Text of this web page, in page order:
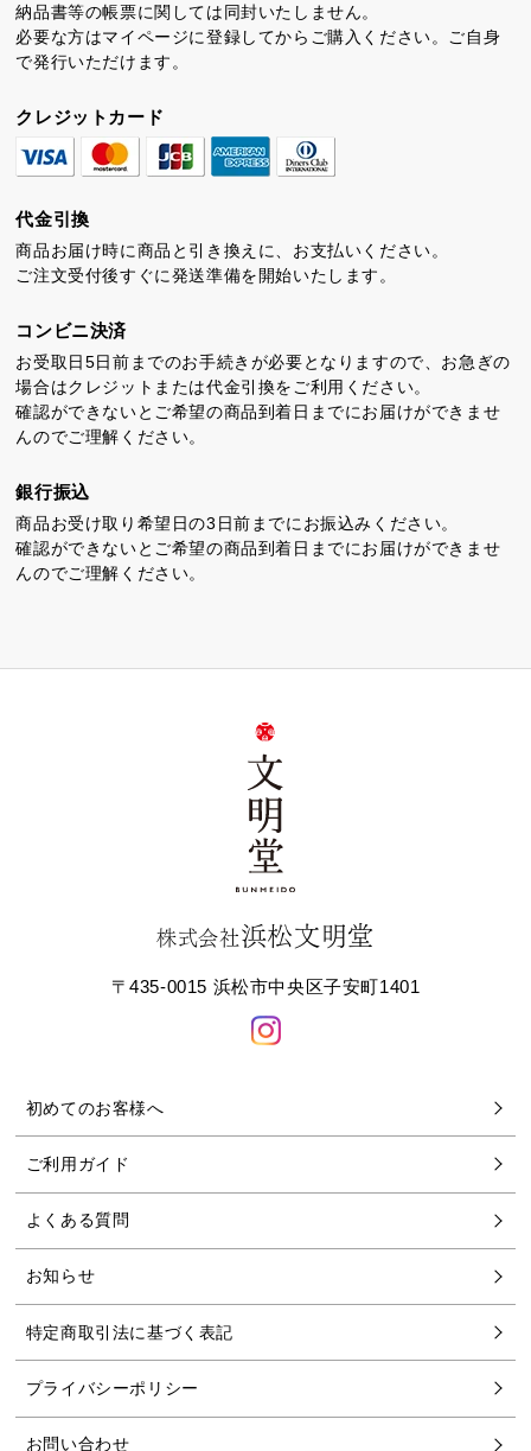
ちゃころん お茶の子 虎とら
茶どころ 浜松しんふぉにー
特定商取引法に基づく表記
納品書等の帳票に関しては同封いたしません。
必要な方はマイページに登録してからご購入ください。ご自身
で発行いただけます。
クレジットカード
代金引換
商品お届け時に商品と引き換えに、お支払いください。
ご注文受付後すぐに発送準備を開始いたします。
コンビニ決済
お受取日5日前までのお手続きが必要となりますので、お急ぎの
場合はクレジットまたは代金引換をご利用ください。
確認ができないとご希望の商品到着日までにお届けができませ
んのでご理解ください。
銀行振込
商品お受け取り希望日の3日前までにお振込みください。
確認ができないとご希望の商品到着日までにお届けができませ
んのでご理解ください。
株式会社浜松文明堂
〒435-0015 浜松市中央区子安町1401
初めてのお客様へ
ご利用ガイド
よくある質問
お知らせ
特定商取引法に基づく表記
プライバシーポリシー
お問い合わせ